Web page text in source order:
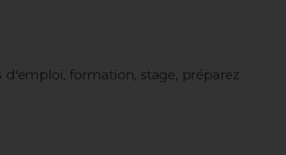
d'emploi, formation, stage, préparez